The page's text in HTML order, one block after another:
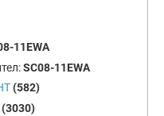
11EWA
SC08-11EWA
(582)
(3030)